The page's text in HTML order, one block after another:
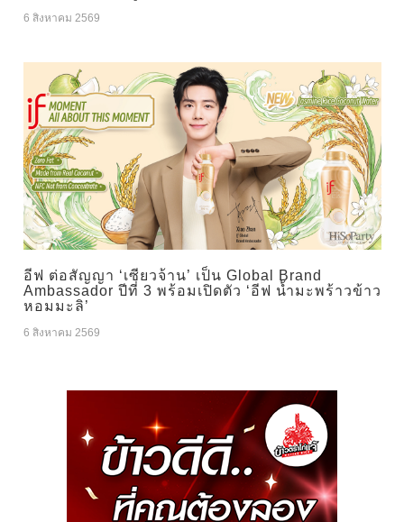
6 สิงหาคม 2569
อีฟ ต่อสัญญา ‘เซียวจ้าน’ เป็น Global Brand
Ambassador ปีที่ 3 พร้อมเปิดตัว ‘อีฟ น้ำมะพร้าวข้าว
หอมมะลิ’
6 สิงหาคม 2569